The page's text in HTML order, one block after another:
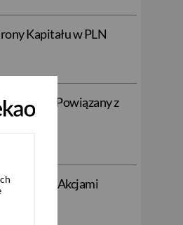
Kapitału w PLN
Wykupu Powiązany z
z Akcjami